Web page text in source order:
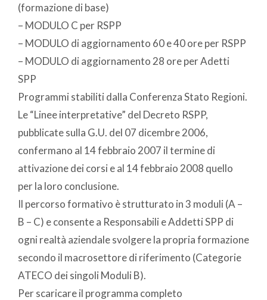
(formazione di base)
– MODULO C per RSPP
– MODULO di aggiornamento 60 e 40 ore per RSPP
– MODULO di aggiornamento 28 ore per Adetti
SPP
Programmi stabiliti dalla Conferenza Stato Regioni.
Le “Linee interpretative” del Decreto RSPP,
pubblicate sulla G.U. del 07 dicembre 2006,
confermano al 14 febbraio 2007 il termine di
attivazione dei corsi e al 14 febbraio 2008 quello
per la loro conclusione.
Il percorso formativo è strutturato in 3 moduli (A –
B – C) e consente a Responsabili e Addetti SPP di
ogni realtà aziendale svolgere la propria formazione
secondo il macrosettore di riferimento (Categorie
ATECO dei singoli Moduli B).
Per scaricare il programma completo